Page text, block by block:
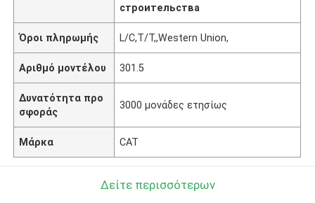
строительства
Όροι πληρωμής L/C,T/T,,Western Union,
Αριθμό μοντέλου 301.5
Δυνατότητα προ
σφοράς
3000 μονάδες ετησίως
Μάρκα CAT
Δείτε περισσότερων